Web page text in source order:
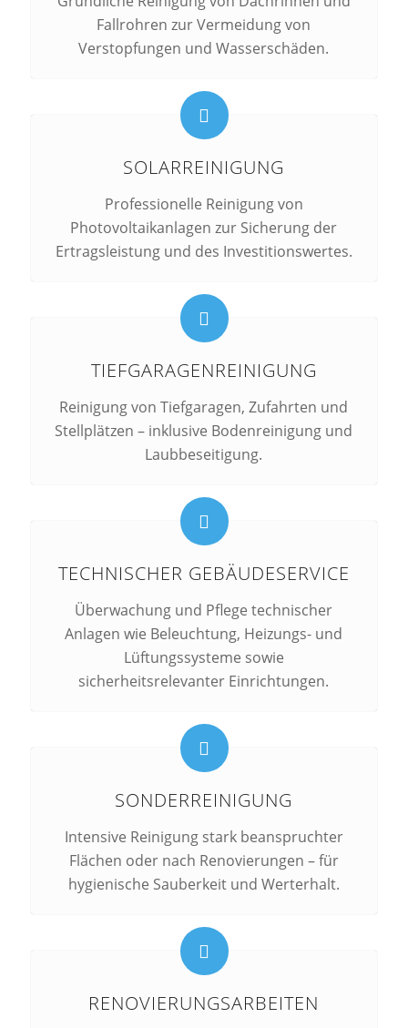
Fallrohren zur Vermeidung von
Verstopfungen und Wasserschäden.
SOLARREINIGUNG
Professionelle Reinigung von
Photovoltaikanlagen zur Sicherung der
Ertragsleistung und des Investitionswertes.
TIEFGARAGENREINIGUNG
Reinigung von Tiefgaragen, Zufahrten und
Stellplätzen – inklusive Bodenreinigung und
Laubbeseitigung.
TECHNISCHER GEBÄUDESERVICE
Überwachung und Pflege technischer
Anlagen wie Beleuchtung, Heizungs- und
Lüftungssysteme sowie
sicherheitsrelevanter Einrichtungen.
SONDERREINIGUNG
Intensive Reinigung stark beanspruchter
Flächen oder nach Renovierungen – für
hygienische Sauberkeit und Werterhalt.
RENOVIERUNGSARBEITEN